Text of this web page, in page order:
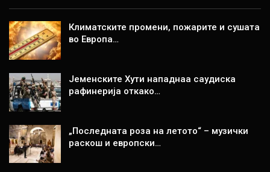
Климатските промени, пожарите и сушата
во Европа…
Јеменските Хути нападнаа саудиска
рафинерија откако…
„Последната роза на летото“ – музички
раскош и европски…